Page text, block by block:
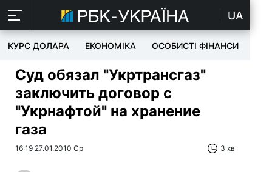
UA
КУРС ДОЛАРА ЕКОНОМІКА ОСОБИСТІ ФІНАНСИ
Суд обязал "Укртрансгаз"
заключить договор с
"Укрнафтой" на хранение
газа
16:19 27.01.2010 Ср 3 хв